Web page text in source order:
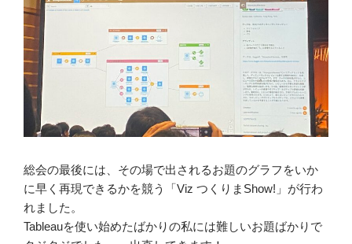
総会の最後には、その場で出されるお題のグラフをいか
に早く再現できるかを競う「Viz つくりまShow!」が行わ
れました。
Tableauを使い始めたばかりの私には難しいお題ばかりで